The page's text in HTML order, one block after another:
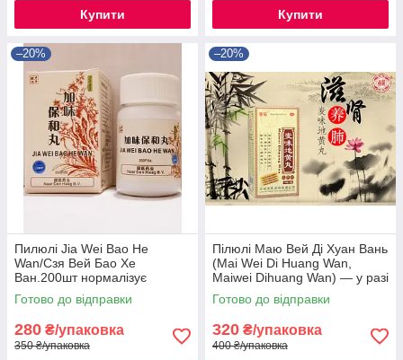
Купити Купити
–20%
Пилюлі Jia Wei Bao He
Wan/Cзя Вей Бао Хе
Ван.200шт нормалізує
функцію Жела та Селезінки
Готово до відправки
280 ₴/упаковка
350 ₴/упаковка
–20%
Пілюлі Маю Вей Ді Хуан Вань
(Mai Wei Di Huang Wan,
Maiwei Dihuang Wan) — у разі
захворювань легень
Готово до відправки
320 ₴/упаковка
400 ₴/упаковка